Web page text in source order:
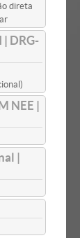
direta
| DRG-
NEE |
|